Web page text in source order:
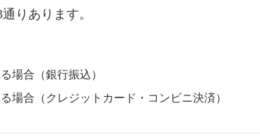
りあります。
場合（銀行振込）
場合（クレジットカード・コンビニ決済）